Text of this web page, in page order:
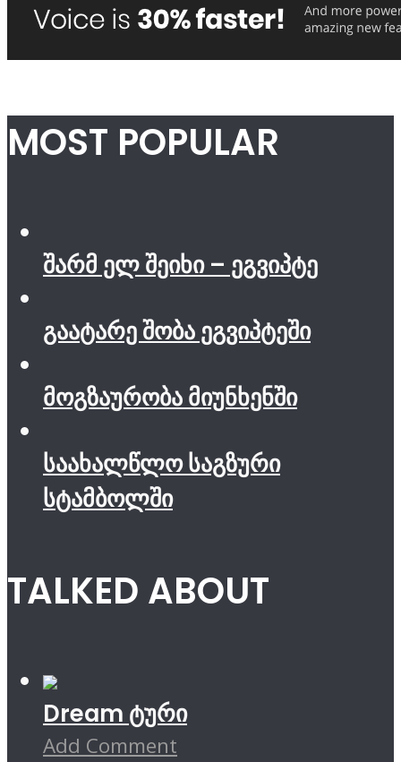
MOST POPULAR
შარმ ელ შეიხი – ეგვიპტე
გაატარე შობა ეგვიპტეში
მოგზაურობა მიუნხენში
საახალწლო საგზური
სტამბოლში
TALKED ABOUT
Dream ტური
Add Comment